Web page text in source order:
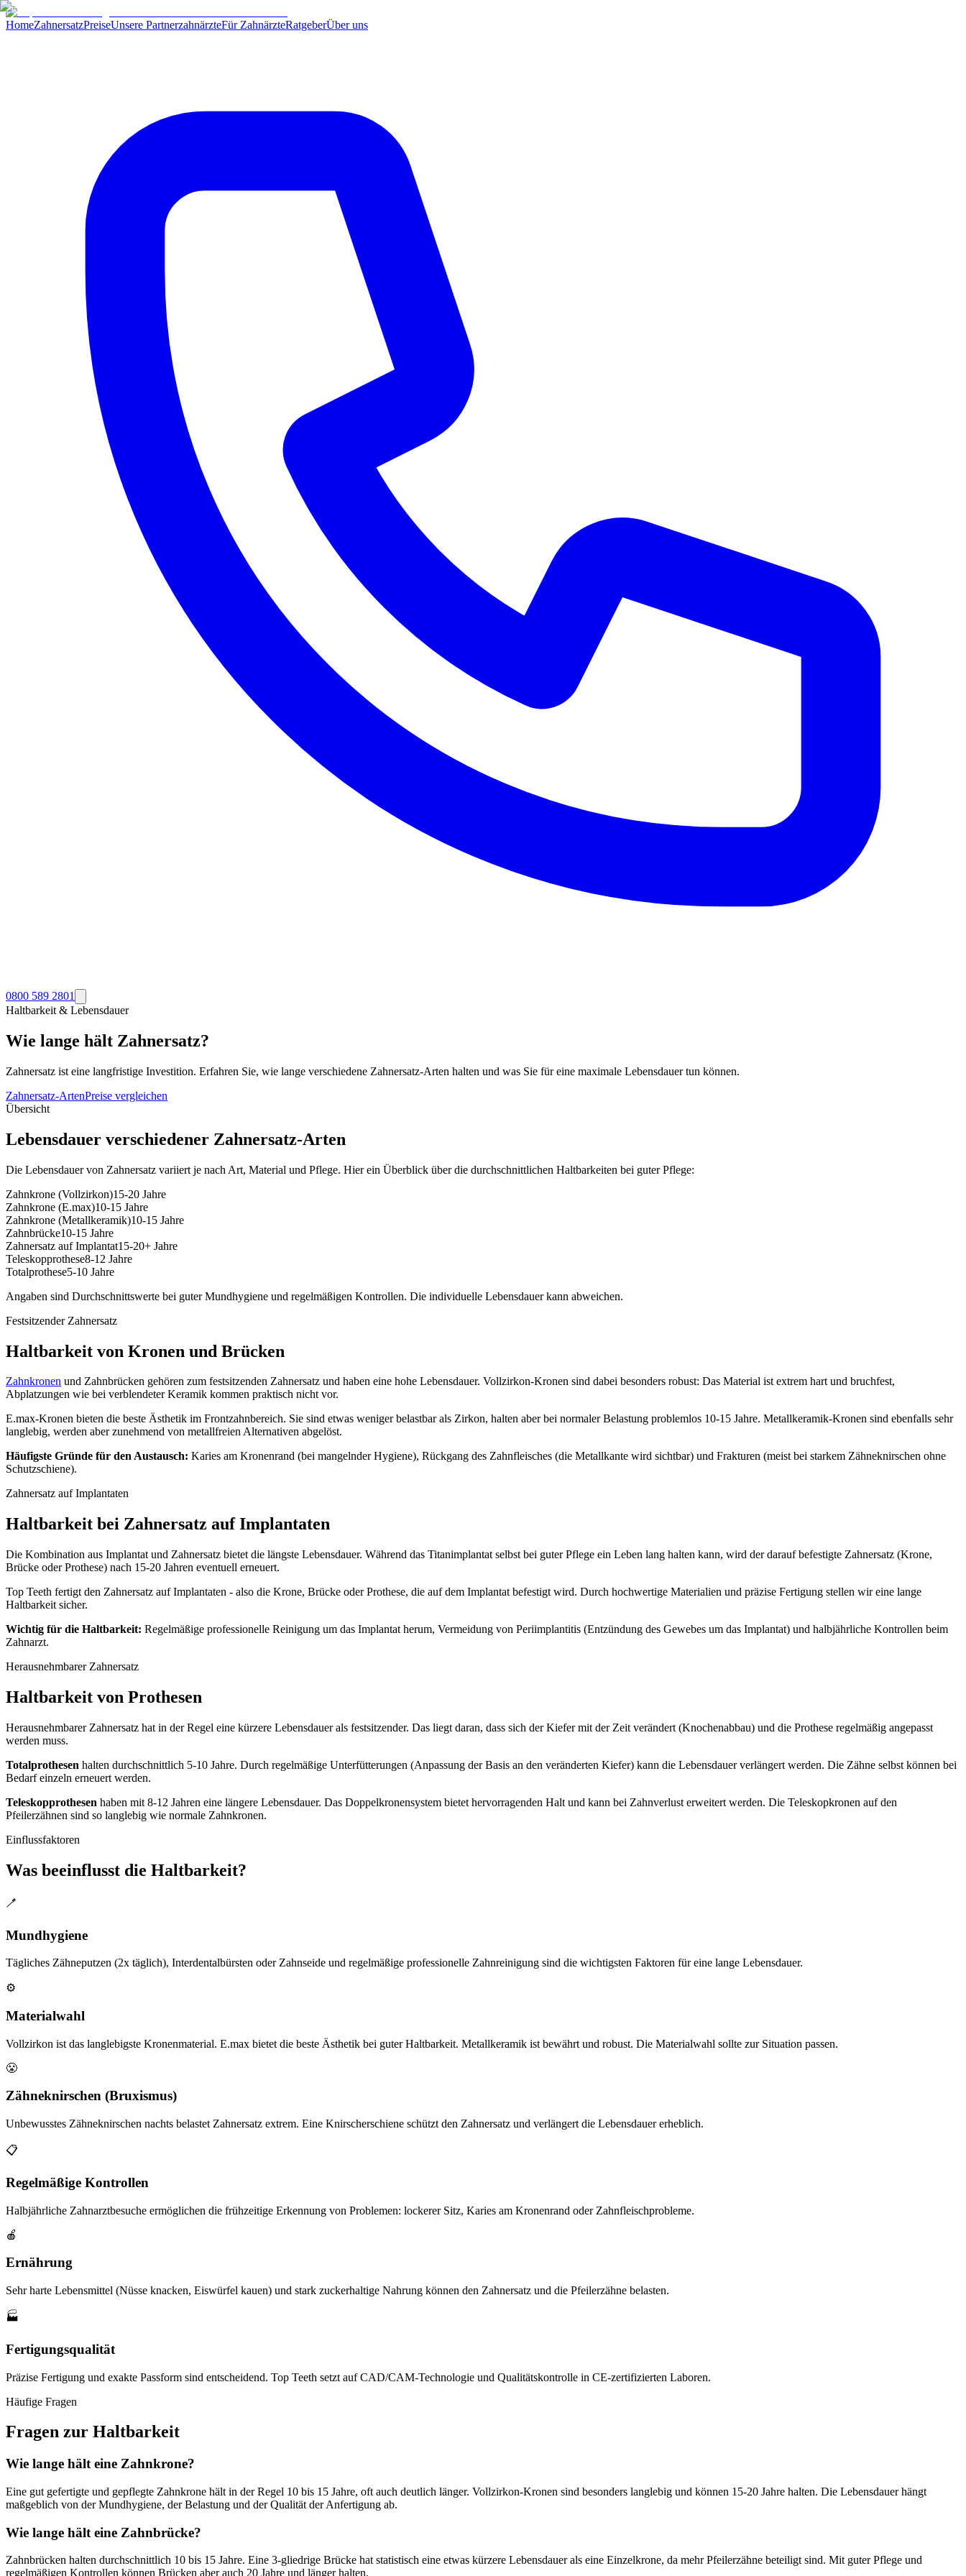
HomeZahnersatzPreiseUnsere PartnerzahnärzteFür ZahnärzteRatgeberÜber uns
0800 589 2801
Haltbarkeit & Lebensdauer
Wie lange hält Zahnersatz?
Zahnersatz ist eine langfristige Investition. Erfahren Sie, wie lange verschiedene Zahnersatz-Arten halten und was Sie für eine maximale Lebensdauer tun können.
Zahnersatz-ArtenPreise vergleichen
Übersicht
Lebensdauer verschiedener Zahnersatz-Arten
Die Lebensdauer von Zahnersatz variiert je nach Art, Material und Pflege. Hier ein Überblick über die durchschnittlichen Haltbarkeiten bei guter Pflege:
Zahnkrone (Vollzirkon)15-20 Jahre
Zahnkrone (E.max)10-15 Jahre
Zahnkrone (Metallkeramik)10-15 Jahre
Zahnbrücke10-15 Jahre
Zahnersatz auf Implantat15-20+ Jahre
Teleskopprothese8-12 Jahre
Totalprothese5-10 Jahre
Angaben sind Durchschnittswerte bei guter Mundhygiene und regelmäßigen Kontrollen. Die individuelle Lebensdauer kann abweichen.
Festsitzender Zahnersatz
Haltbarkeit von Kronen und Brücken
Zahnkronen und Zahnbrücken gehören zum festsitzenden Zahnersatz und haben eine hohe Lebensdauer. Vollzirkon-Kronen sind dabei besonders robust: Das Material ist extrem hart und bruchfest,
Abplatzungen wie bei verblendeter Keramik kommen praktisch nicht vor.
E.max-Kronen bieten die beste Ästhetik im Frontzahnbereich. Sie sind etwas weniger belastbar als Zirkon, halten aber bei normaler Belastung problemlos 10-15 Jahre. Metallkeramik-Kronen sind ebenfalls sehr
langlebig, werden aber zunehmend von metallfreien Alternativen abgelöst.
Häufigste Gründe für den Austausch: Karies am Kronenrand (bei mangelnder Hygiene), Rückgang des Zahnfleisches (die Metallkante wird sichtbar) und Frakturen (meist bei starkem Zähneknirschen ohne
Schutzschiene).
Zahnersatz auf Implantaten
Haltbarkeit bei Zahnersatz auf Implantaten
Die Kombination aus Implantat und Zahnersatz bietet die längste Lebensdauer. Während das Titanimplantat selbst bei guter Pflege ein Leben lang halten kann, wird der darauf befestigte Zahnersatz (Krone,
Brücke oder Prothese) nach 15-20 Jahren eventuell erneuert.
Top Teeth fertigt den Zahnersatz auf Implantaten - also die Krone, Brücke oder Prothese, die auf dem Implantat befestigt wird. Durch hochwertige Materialien und präzise Fertigung stellen wir eine lange
Haltbarkeit sicher.
Wichtig für die Haltbarkeit: Regelmäßige professionelle Reinigung um das Implantat herum, Vermeidung von Periimplantitis (Entzündung des Gewebes um das Implantat) und halbjährliche Kontrollen beim
Zahnarzt.
Herausnehmbarer Zahnersatz
Haltbarkeit von Prothesen
Herausnehmbarer Zahnersatz hat in der Regel eine kürzere Lebensdauer als festsitzender. Das liegt daran, dass sich der Kiefer mit der Zeit verändert (Knochenabbau) und die Prothese regelmäßig angepasst
werden muss.
Totalprothesen halten durchschnittlich 5-10 Jahre. Durch regelmäßige Unterfütterungen (Anpassung der Basis an den veränderten Kiefer) kann die Lebensdauer verlängert werden. Die Zähne selbst können bei
Bedarf einzeln erneuert werden.
Teleskopprothesen haben mit 8-12 Jahren eine längere Lebensdauer. Das Doppelkronensystem bietet hervorragenden Halt und kann bei Zahnverlust erweitert werden. Die Teleskopkronen auf den
Pfeilerzähnen sind so langlebig wie normale Zahnkronen.
Einflussfaktoren
Was beeinflusst die Haltbarkeit?
🪥
Mundhygiene
Tägliches Zähneputzen (2x täglich), Interdentalbürsten oder Zahnseide und regelmäßige professionelle Zahnreinigung sind die wichtigsten Faktoren für eine lange Lebensdauer.
⚙️
Materialwahl
Vollzirkon ist das langlebigste Kronenmaterial. E.max bietet die beste Ästhetik bei guter Haltbarkeit. Metallkeramik ist bewährt und robust. Die Materialwahl sollte zur Situation passen.
😤
Zähneknirschen (Bruxismus)
Unbewusstes Zähneknirschen nachts belastet Zahnersatz extrem. Eine Knirscherschiene schützt den Zahnersatz und verlängert die Lebensdauer erheblich.
📋
Regelmäßige Kontrollen
Halbjährliche Zahnarztbesuche ermöglichen die frühzeitige Erkennung von Problemen: lockerer Sitz, Karies am Kronenrand oder Zahnfleischprobleme.
🍎
Ernährung
Sehr harte Lebensmittel (Nüsse knacken, Eiswürfel kauen) und stark zuckerhaltige Nahrung können den Zahnersatz und die Pfeilerzähne belasten.
🏭
Fertigungsqualität
Präzise Fertigung und exakte Passform sind entscheidend. Top Teeth setzt auf CAD/CAM-Technologie und Qualitätskontrolle in CE-zertifizierten Laboren.
Häufige Fragen
Fragen zur Haltbarkeit
Wie lange hält eine Zahnkrone?
Eine gut gefertigte und gepflegte Zahnkrone hält in der Regel 10 bis 15 Jahre, oft auch deutlich länger. Vollzirkon-Kronen sind besonders langlebig und können 15-20 Jahre halten. Die Lebensdauer hängt
maßgeblich von der Mundhygiene, der Belastung und der Qualität der Anfertigung ab.
Wie lange hält eine Zahnbrücke?
Zahnbrücken halten durchschnittlich 10 bis 15 Jahre. Eine 3-gliedrige Brücke hat statistisch eine etwas kürzere Lebensdauer als eine Einzelkrone, da mehr Pfeilerzähne beteiligt sind. Mit guter Pflege und
regelmäßigen Kontrollen können Brücken aber auch 20 Jahre und länger halten.